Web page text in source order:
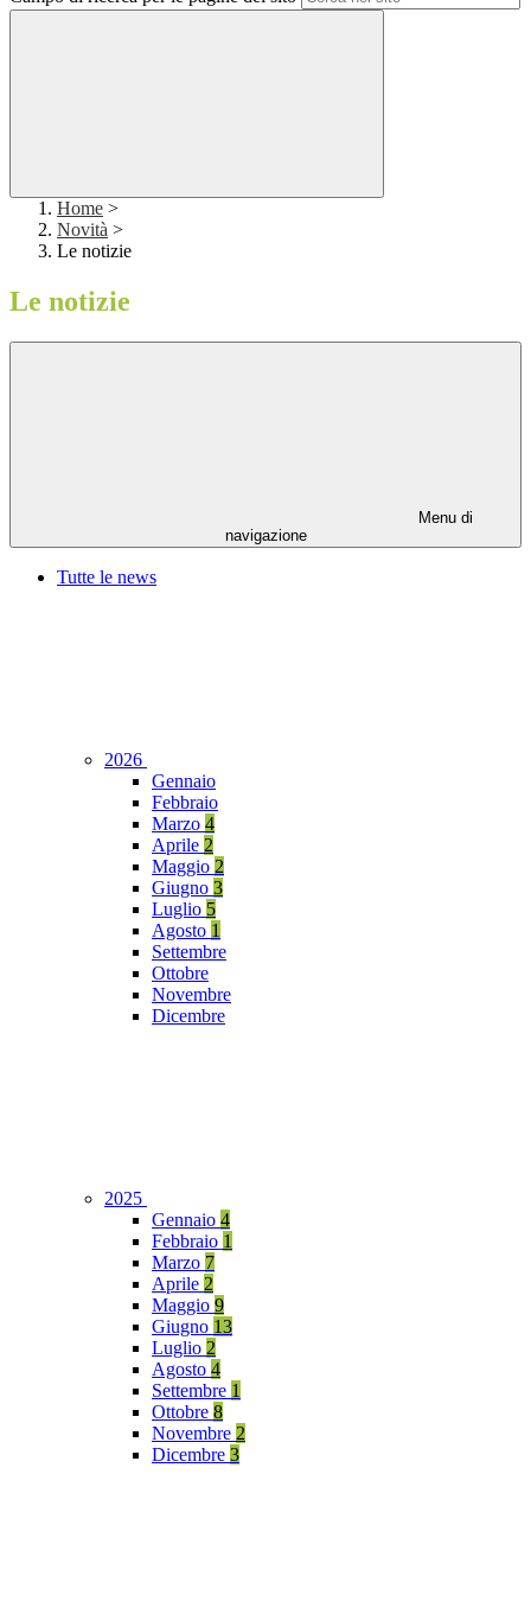
Home >
Novità >
Le notizie
Le notizie
Menu di
navigazione
Tutte le news
2026
Gennaio
Febbraio
Marzo 4
Aprile 2
Maggio 2
Giugno 3
Luglio 5
Agosto 1
Settembre
Ottobre
Novembre
Dicembre
2025
Gennaio 4
Febbraio 1
Marzo 7
Aprile 2
Maggio 9
Giugno 13
Luglio 2
Agosto 4
Settembre 1
Ottobre 8
Novembre 2
Dicembre 3